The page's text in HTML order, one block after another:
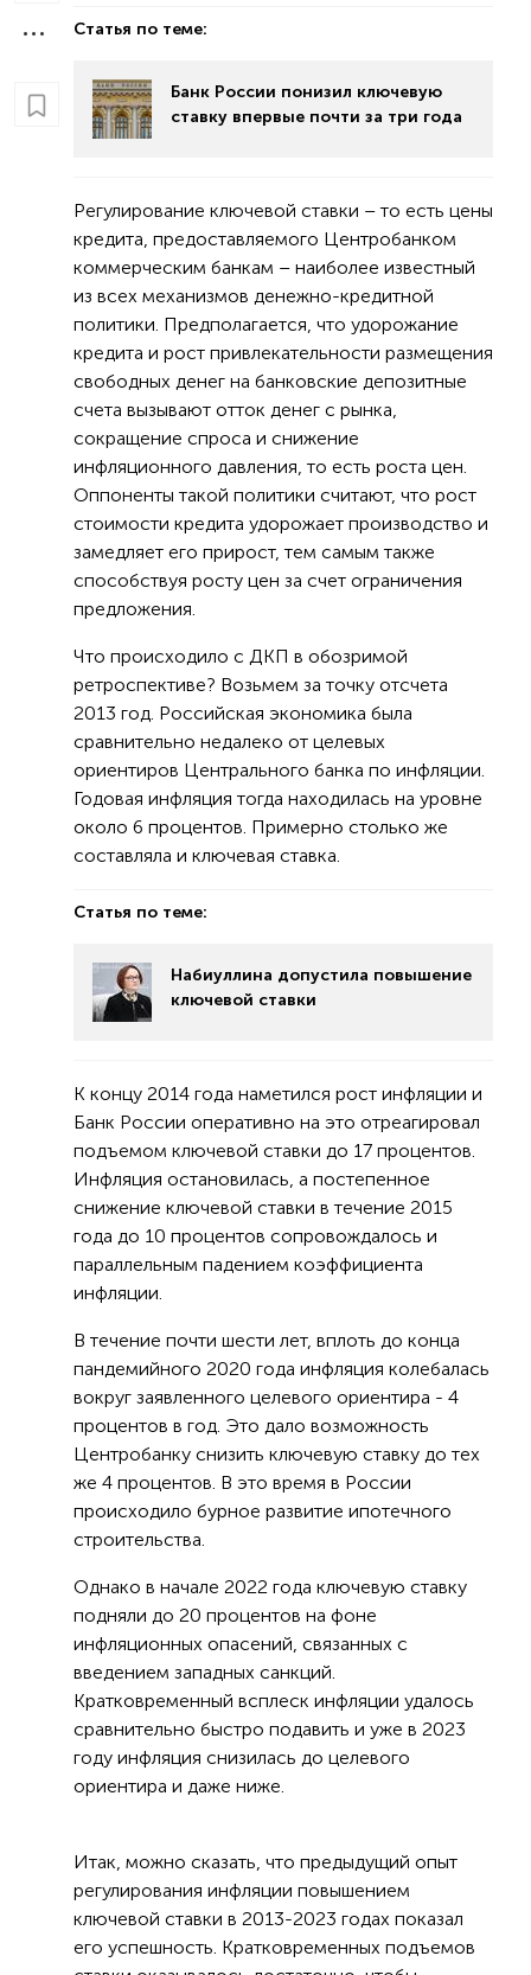
Статья по теме:
Банк России понизил ключевую
ставку впервые почти за три года
Регулирование ключевой ставки – то есть цены
кредита, предоставляемого Центробанком
коммерческим банкам – наиболее известный
из всех механизмов денежно-кредитной
политики. Предполагается, что удорожание
кредита и рост привлекательности размещения
свободных денег на банковские депозитные
счета вызывают отток денег с рынка,
сокращение спроса и снижение
инфляционного давления, то есть роста цен.
Оппоненты такой политики считают, что рост
стоимости кредита удорожает производство и
замедляет его прирост, тем самым также
способствуя росту цен за счет ограничения
предложения.
Что происходило с ДКП в обозримой
ретроспективе? Возьмем за точку отсчета
2013 год. Российская экономика была
сравнительно недалеко от целевых
ориентиров Центрального банка по инфляции.
Годовая инфляция тогда находилась на уровне
около 6 процентов. Примерно столько же
составляла и ключевая ставка.
Статья по теме:
Набиуллина допустила повышение
ключевой ставки
К концу 2014 года наметился рост инфляции и
Банк России оперативно на это отреагировал
подъемом ключевой ставки до 17 процентов.
Инфляция остановилась, а постепенное
снижение ключевой ставки в течение 2015
года до 10 процентов сопровождалось и
параллельным падением коэффициента
инфляции.
В течение почти шести лет, вплоть до конца
пандемийного 2020 года инфляция колебалась
вокруг заявленного целевого ориентира - 4
процентов в год. Это дало возможность
Центробанку снизить ключевую ставку до тех
же 4 процентов. В это время в России
происходило бурное развитие ипотечного
строительства.
Однако в начале 2022 года ключевую ставку
подняли до 20 процентов на фоне
инфляционных опасений, связанных с
введением западных санкций.
Кратковременный всплеск инфляции удалось
сравнительно быстро подавить и уже в 2023
году инфляция снизилась до целевого
ориентира и даже ниже.
Итак, можно сказать, что предыдущий опыт
регулирования инфляции повышением
ключевой ставки в 2013-2023 годах показал
его успешность. Кратковременных подъемов